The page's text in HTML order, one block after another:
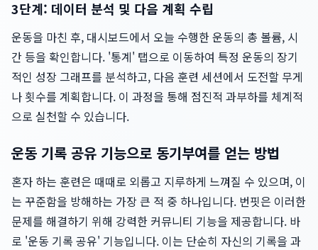
3단계: 데이터 분석 및 다음 계획 수립
운동을 마친 후, 대시보드에서 오늘 수행한 운동의 총 볼륨, 시
간 등을 확인합니다. '통계' 탭으로 이동하여 특정 운동의 장기
적인 성장 그래프를 분석하고, 다음 훈련 세션에서 도전할 무게
나 횟수를 계획합니다. 이 과정을 통해 점진적 과부하를 체계적
으로 실천할 수 있습니다.
운동 기록 공유 기능으로 동기부여를 얻는 방법
혼자 하는 훈련은 때때로 외롭고 지루하게 느껴질 수 있으며, 이
는 꾸준함을 방해하는 가장 큰 적 중 하나입니다. 번핏은 이러한
문제를 해결하기 위해 강력한 커뮤니티 기능을 제공합니다. 바
로 '운동 기록 공유' 기능입니다. 이는 단순히 자신의 기록을 과